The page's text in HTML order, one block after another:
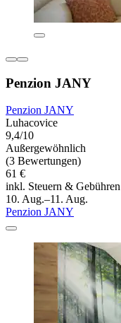
Penzion JANY
Penzion JANY
Luhacovice
9,4/10
Außergewöhnlich
(3 Bewertungen)
61 €
inkl. Steuern & Gebühren
10. Aug.–11. Aug.
Penzion JANY